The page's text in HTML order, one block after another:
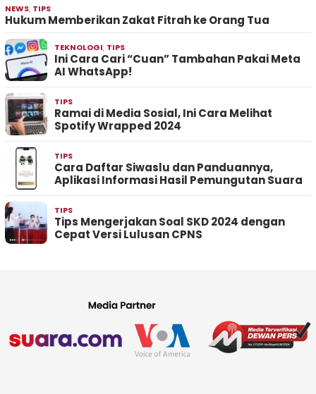
NEWS, TIPS
Hukum Memberikan Zakat Fitrah ke Orang Tua
TEKNOLOGI, TIPS
Ini Cara Cari “Cuan” Tambahan Pakai Meta
AI WhatsApp!
TIPS
Ramai di Media Sosial, Ini Cara Melihat
Spotify Wrapped 2024
TIPS
Cara Daftar Siwaslu dan Panduannya,
Aplikasi Informasi Hasil Pemungutan Suara
TIPS
Tips Mengerjakan Soal SKD 2024 dengan
Cepat Versi Lulusan CPNS